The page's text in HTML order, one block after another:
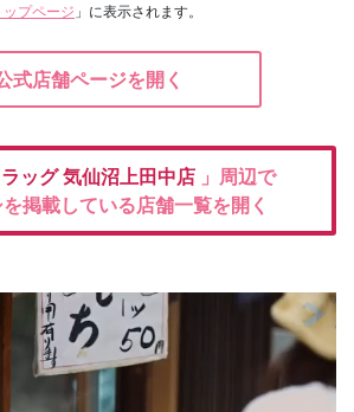
ップページ 」に表示されます。
式店舗ページを開く
ッグ気仙沼上田中店 」周辺で
掲載している店舗一覧を開く